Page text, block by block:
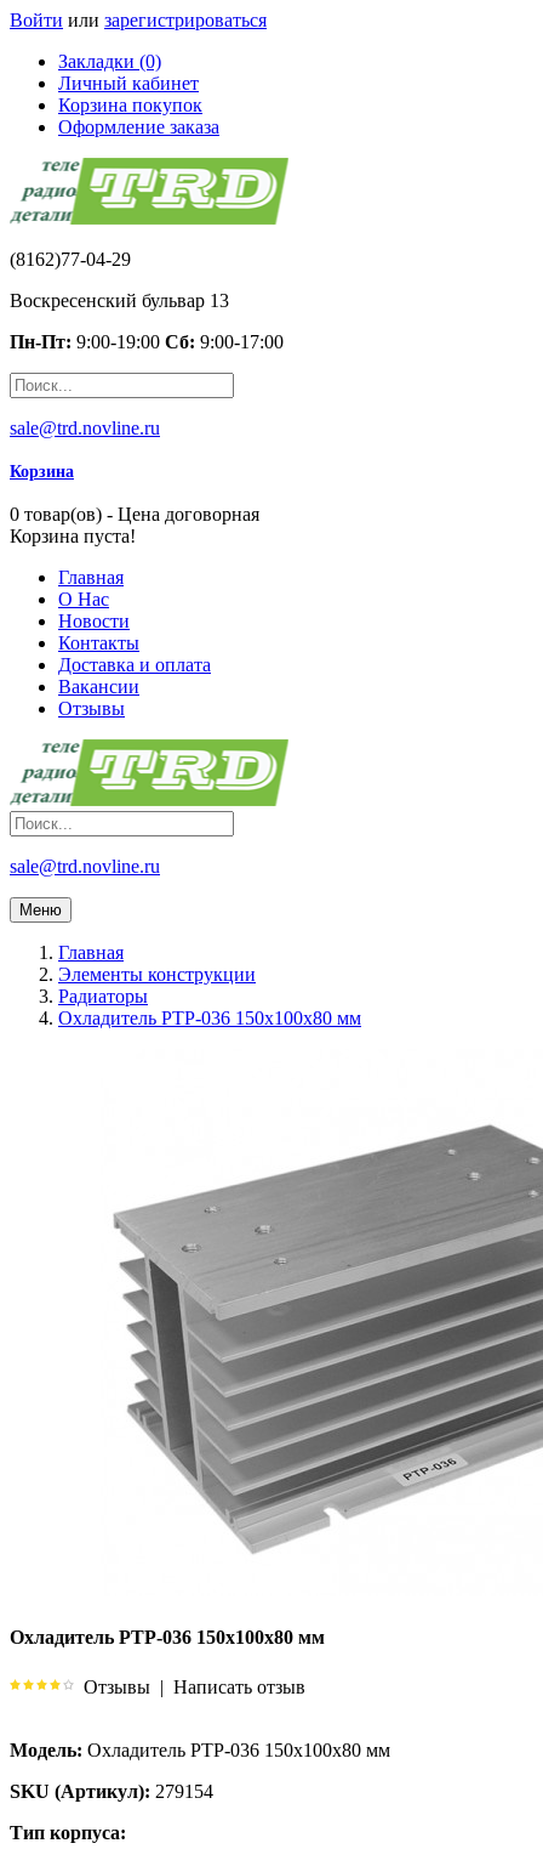
Войти или зарегистрироваться
Закладки (0)
Личный кабинет
Корзина покупок
Оформление заказа
(8162)77-04-29
Воскресенский бульвар 13
Пн-Пт: 9:00-19:00 Сб: 9:00-17:00
sale@trd.novline.ru
Корзина
0 товар(ов) - Цена договорная
Корзина пуста!
Главная
О Нас
Новости
Контакты
Доставка и оплата
Вакансии
Отзывы
sale@trd.novline.ru
Меню
Главная
Элементы конструкции
Радиаторы
Охладитель РТР-036 150х100х80 мм
Охладитель РТР-036 150х100х80 мм
Отзывы | Написать отзыв
Модель: Охладитель РТР-036 150х100х80 мм
SKU (Артикул): 279154
Тип корпуса: